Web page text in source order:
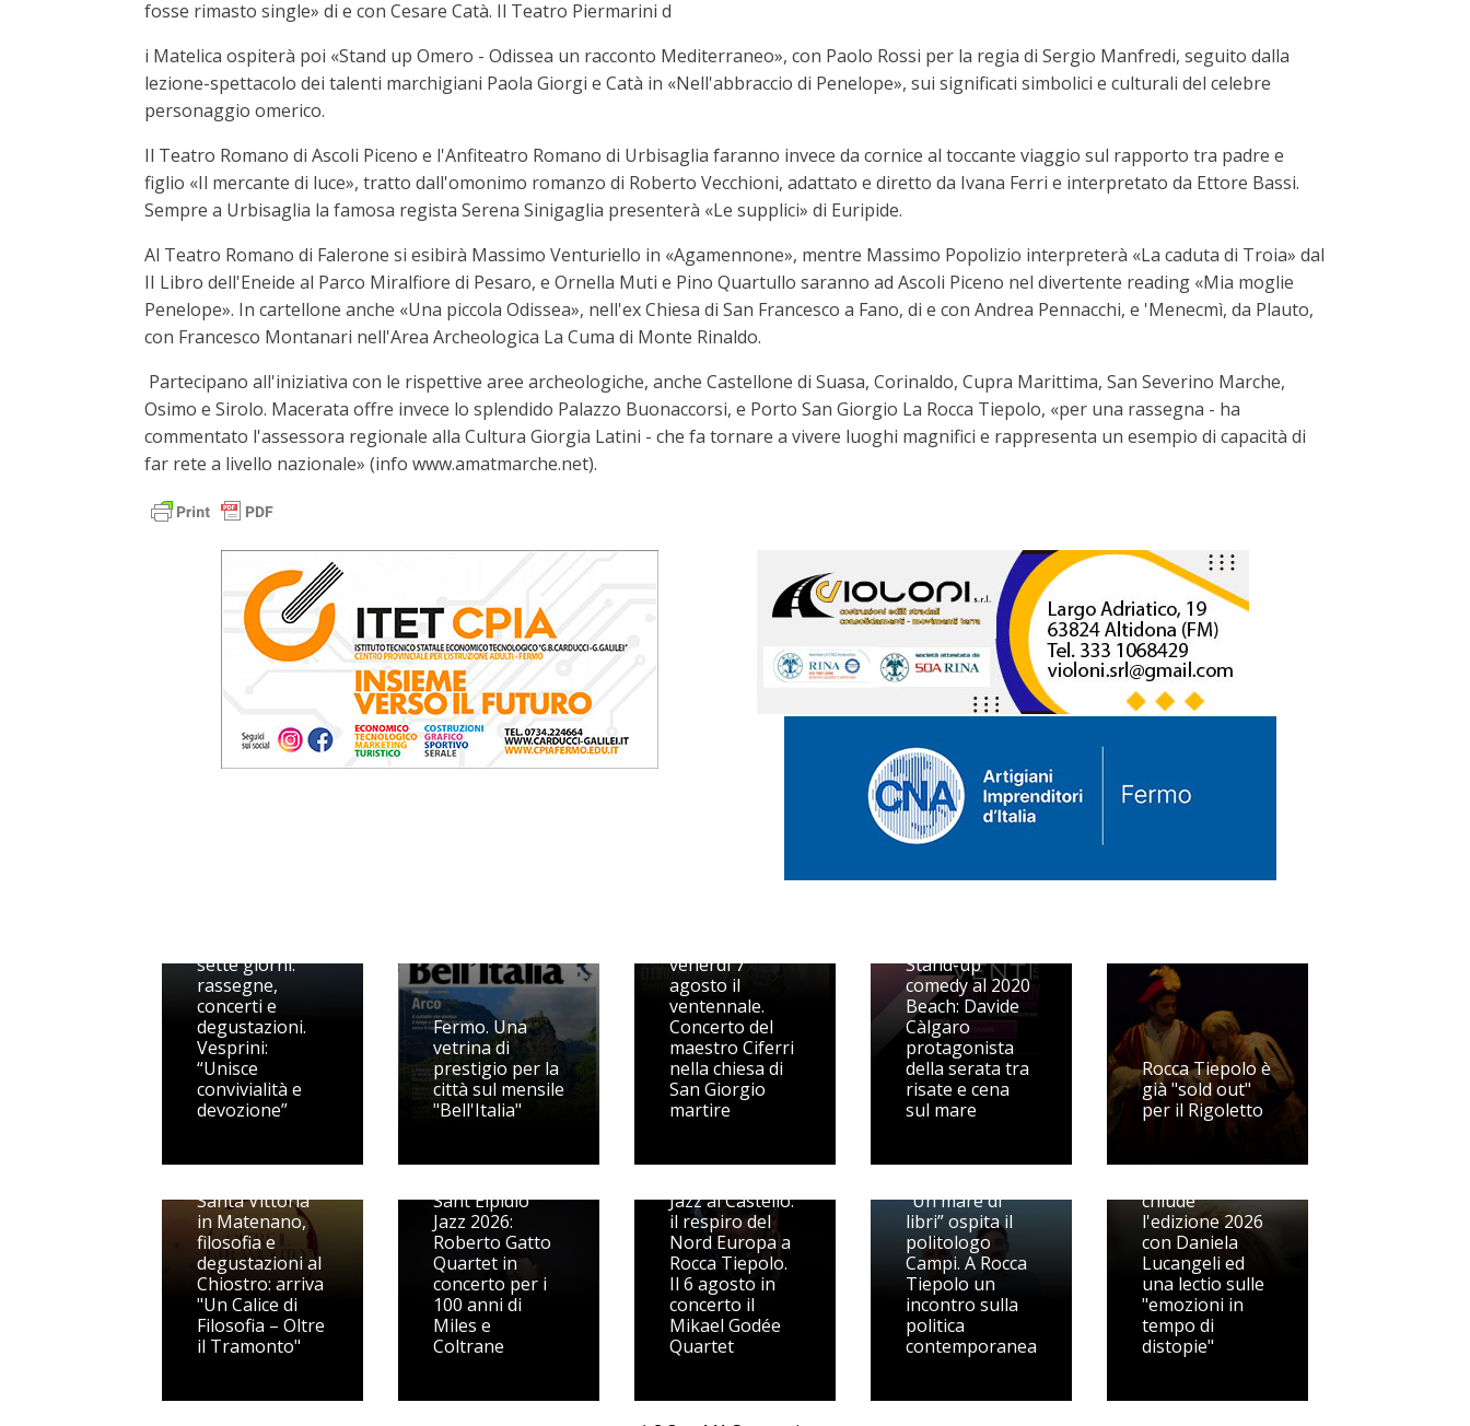
fosse rimasto single» di e con Cesare Catà. Il Teatro Piermarini d
i Matelica ospiterà poi «Stand up Omero - Odissea un racconto Mediterraneo», con Paolo Rossi per la regia di Sergio Manfredi, seguito dalla
lezione-spettacolo dei talenti marchigiani Paola Giorgi e Catà in «Nell'abbraccio di Penelope», sui significati simbolici e culturali del celebre
personaggio omerico.
Il Teatro Romano di Ascoli Piceno e l'Anfiteatro Romano di Urbisaglia faranno invece da cornice al toccante viaggio sul rapporto tra padre e
figlio «Il mercante di luce», tratto dall'omonimo romanzo di Roberto Vecchioni, adattato e diretto da Ivana Ferri e interpretato da Ettore Bassi.
Sempre a Urbisaglia la famosa regista Serena Sinigaglia presenterà «Le supplici» di Euripide.
Al Teatro Romano di Falerone si esibirà Massimo Venturiello in «Agamennone», mentre Massimo Popolizio interpreterà «La caduta di Troia» dal
II Libro dell'Eneide al Parco Miralfiore di Pesaro, e Ornella Muti e Pino Quartullo saranno ad Ascoli Piceno nel divertente reading «Mia moglie
Penelope». In cartellone anche «Una piccola Odissea», nell'ex Chiesa di San Francesco a Fano, di e con Andrea Pennacchi, e 'Menecmì, da Plauto,
con Francesco Montanari nell'Area Archeologica La Cuma di Monte Rinaldo.
Partecipano all'iniziativa con le rispettive aree archeologiche, anche Castellone di Suasa, Corinaldo, Cupra Marittima, San Severino Marche,
Osimo e Sirolo. Macerata offre invece lo splendido Palazzo Buonaccorsi, e Porto San Giorgio La Rocca Tiepolo, «per una rassegna - ha
commentato l'assessora regionale alla Cultura Giorgia Latini - che fa tornare a vivere luoghi magnifici e rappresenta un esempio di capacità di
far rete a livello nazionale» (info www.amatmarche.net).
sette giorni:
rassegne,
concerti e
degustazioni.
Vesprini:
“Unisce
convivialità e
devozione”
Fermo. Una
vetrina di
prestigio per la
città sul mensile
"Bell'Italia"
venerdì 7
agosto il
ventennale.
Concerto del
maestro Ciferri
nella chiesa di
San Giorgio
martire
Stand-up
comedy al 2020
Beach: Davide
Càlgaro
protagonista
della serata tra
risate e cena
sul mare
Rocca Tiepolo è
già "sold out"
per il Rigoletto
Santa Vittoria
in Matenano,
filosofia e
degustazioni al
Chiostro: arriva
"Un Calice di
Filosofia – Oltre
il Tramonto"
Sant'Elpidio
Jazz 2026:
Roberto Gatto
Quartet in
concerto per i
100 anni di
Miles e
Coltrane
Jazz al Castello:
il respiro del
Nord Europa a
Rocca Tiepolo.
Il 6 agosto in
concerto il
Mikael Godée
Quartet
“Un mare di
libri” ospita il
politologo
Campi. A Rocca
Tiepolo un
incontro sulla
politica
contemporanea
chiude
l'edizione 2026
con Daniela
Lucangeli ed
una lectio sulle
"emozioni in
tempo di
distopie"